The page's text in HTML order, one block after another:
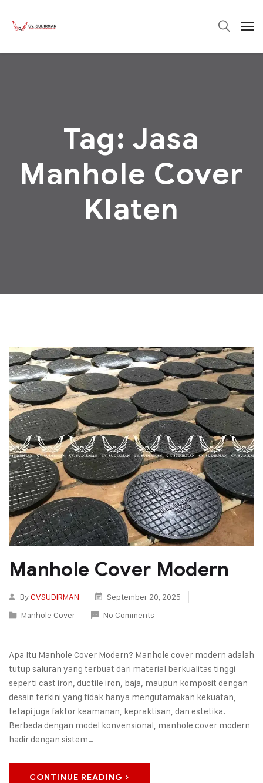
Tag: Jasa
Manhole Cover
Klaten
Manhole Cover Modern
ByCVSUDIRMAN
September 20, 2025
Manhole Cover
No Comments
Apa Itu Manhole Cover Modern? Manhole cover modern adalah
tutup saluran yang terbuat dari material berkualitas tinggi
seperti cast iron, ductile iron, baja, maupun komposit dengan
desain terkini yang tidak hanya mengutamakan kekuatan,
tetapi juga faktor keamanan, kepraktisan, dan estetika.
Berbeda dengan model konvensional, manhole cover modern
hadir dengan sistem…
CONTINUE READING